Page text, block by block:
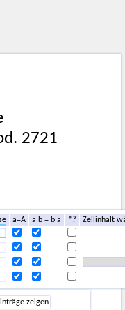
2721
a=A a b = b a *?
Zellinhalt
zeigen